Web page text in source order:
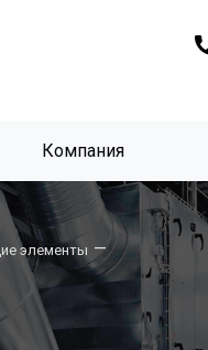
Компания
элементы —